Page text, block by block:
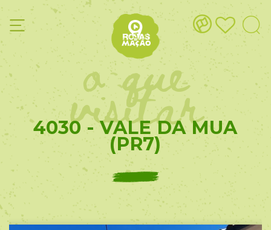
o que
visitar
4030 - VALE DA MUA
(PR7)